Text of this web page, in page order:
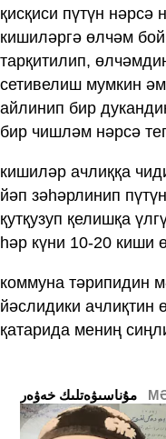
қисқиси пүтүн нәрсә
кишиләргә өлчәм
тарқитилип,
сетивелиш мумкин
айлинип бир
бир чишләм нәрсә
кишиләр ачлиққа
йәп зәһәрлинип
қутқузуп қелишқа
һәр күни 10-20 киши
коммуна тәрипидин
йәслидики ачлиқтин
қатарида мениң